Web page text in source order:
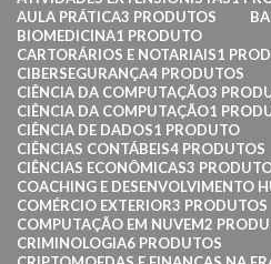
AULA PRÁTICA3 PRODUTOS
BIOMEDICINA1 PRODUTO
CARTORÁRIOS E NOTARIAIS1
CIBERSEGURANÇA4 PRODUTOS
CIÊNCIA DA COMPUTAÇÃO3
CIÊNCIA DA COMPUTAÇÃO1
CIÊNCIA DE DADOS1 PRODUTO
CIÊNCIAS CONTÁBEIS4 PRODUTOS
CIÊNCIAS ECONÔMICAS3
COACHING E DESENVOLVIMENTO
COMÉRCIO EXTERIOR3 PRODUTOS
COMPUTAÇÃO EM NUVEM2
CRIMINOLOGIA6 PRODUTOS